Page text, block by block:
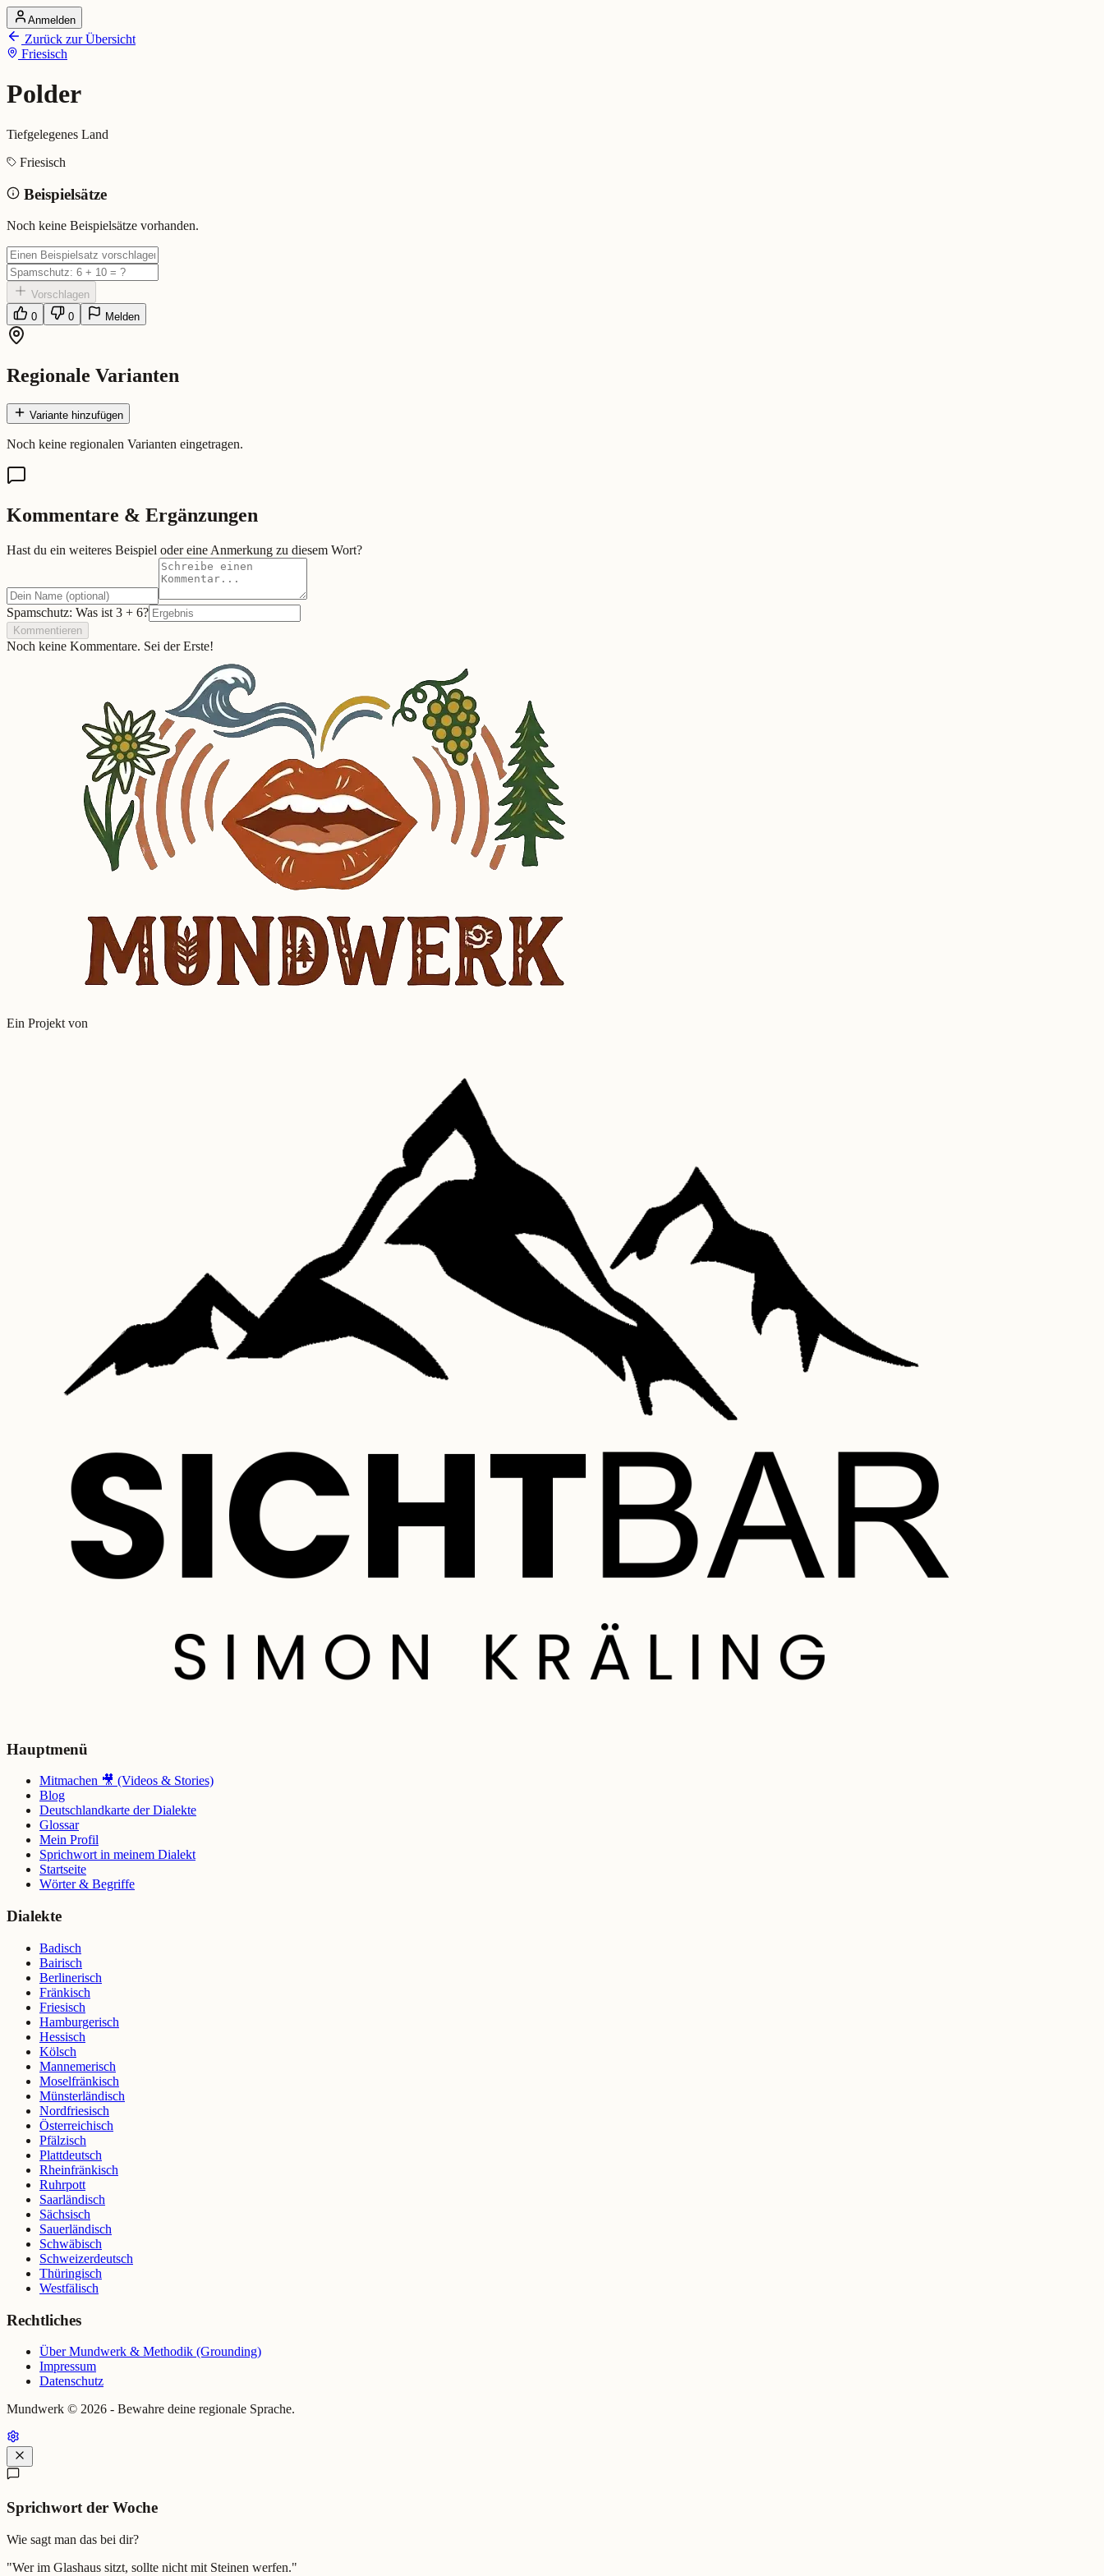
Startseite
Alle Dialekte
Dialekte vergleichen
Dialekt-Karte
Ranking
Polder (Friesisch)
Bedeutung: Tiefgelegenes Land
Eingereicht von: Mundwerk Team
Anmelden
Zurück zur Übersicht
Friesisch
Polder
Tiefgelegenes Land
Friesisch
Beispielsätze
Noch keine Beispielsätze vorhanden.
Vorschlagen
0
0 Melden
Regionale Varianten
Variante hinzufügen
Noch keine regionalen Varianten eingetragen.
Kommentare & Ergänzungen
Hast du ein weiteres Beispiel oder eine Anmerkung zu diesem Wort?
Spamschutz: Was ist 3 + 6?
Kommentieren
Noch keine Kommentare. Sei der Erste!
Ein Projekt von
Hauptmenü
Mitmachen 🎥 (Videos & Stories)
Blog
Deutschlandkarte der Dialekte
Glossar
Mein Profil
Sprichwort in meinem Dialekt
Startseite
Wörter & Begriffe
Dialekte
Badisch
Bairisch
Berlinerisch
Fränkisch
Friesisch
Hamburgerisch
Hessisch
Kölsch
Mannemerisch
Moselfränkisch
Münsterländisch
Nordfriesisch
Österreichisch
Pfälzisch
Plattdeutsch
Rheinfränkisch
Ruhrpott
Saarländisch
Sächsisch
Sauerländisch
Schwäbisch
Schweizerdeutsch
Thüringisch
Westfälisch
Rechtliches
Über Mundwerk & Methodik (Grounding)
Impressum
Datenschutz
Mundwerk © 2026 - Bewahre deine regionale Sprache.
Sprichwort der Woche
Wie sagt man das bei dir?
"Wer im Glashaus sitzt, sollte nicht mit Steinen werfen."